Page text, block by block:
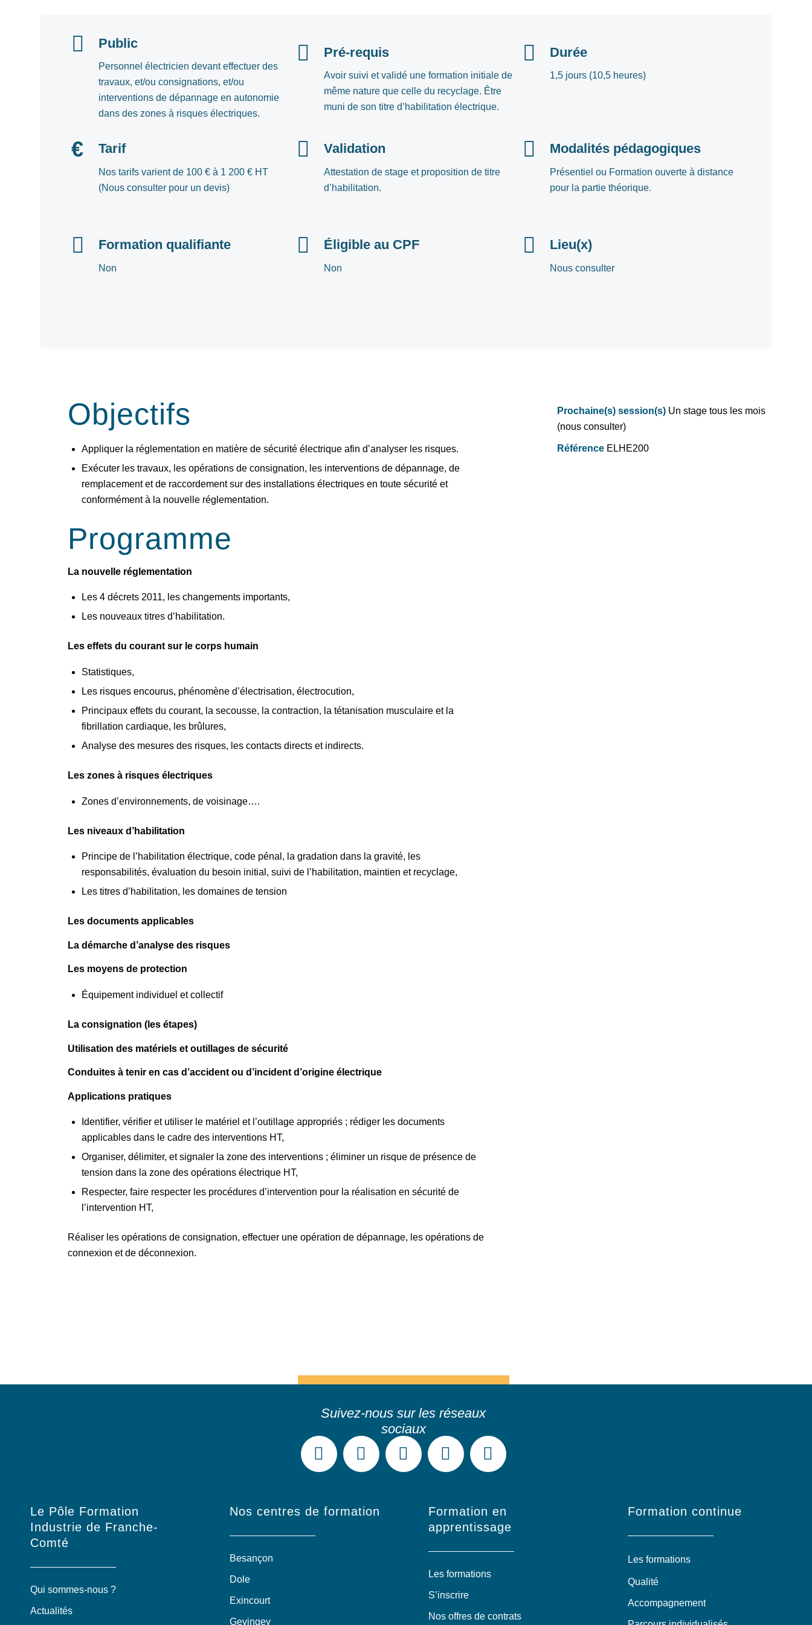
Public
Personnel électricien devant effectuer des
travaux, et/ou consignations, et/ou
interventions de dépannage en autonomie
dans des zones à risques électriques.
Pré-requis
Avoir suivi et validé une formation initiale de
même nature que celle du recyclage. Être
muni de son titre d’habilitation électrique.
Durée
1,5 jours (10,5 heures)
Tarif
Nos tarifs varient de 100 € à 1 200 € HT
(Nous consulter pour un devis)
Validation
Attestation de stage et proposition de titre
d’habilitation.
Modalités pédagogiques
Présentiel ou Formation ouverte à distance
pour la partie théorique.
Formation qualifiante
Non
Éligible au CPF
Non
Lieu(x)
Nous consulter
Objectifs
Appliquer la réglementation en matière de sécurité électrique afin d’analyser les risques.
Exécuter les travaux, les opérations de consignation, les interventions de dépannage, de
remplacement et de raccordement sur des installations électriques en toute sécurité et
conformément à la nouvelle réglementation.
Programme
La nouvelle réglementation
Les 4 décrets 2011, les changements importants,
Les nouveaux titres d’habilitation.
Les effets du courant sur le corps humain
Statistiques,
Les risques encourus, phénomène d’électrisation, électrocution,
Principaux effets du courant, la secousse, la contraction, la tétanisation musculaire et la
fibrillation cardiaque, les brûlures,
Analyse des mesures des risques, les contacts directs et indirects.
Les zones à risques électriques
Zones d’environnements, de voisinage….
Les niveaux d’habilitation
Principe de l’habilitation électrique, code pénal, la gradation dans la gravité, les
responsabilités, évaluation du besoin initial, suivi de l’habilitation, maintien et recyclage,
Les titres d’habilitation, les domaines de tension
Les documents applicables
La démarche d’analyse des risques
Les moyens de protection
Équipement individuel et collectif
La consignation (les étapes)
Utilisation des matériels et outillages de sécurité
Conduites à tenir en cas d’accident ou d’incident d’origine électrique
Applications pratiques
Identifier, vérifier et utiliser le matériel et l’outillage appropriés ; rédiger les documents
applicables dans le cadre des interventions HT,
Organiser, délimiter, et signaler la zone des interventions ; éliminer un risque de présence de
tension dans la zone des opérations électrique HT,
Respecter, faire respecter les procédures d’intervention pour la réalisation en sécurité de
l’intervention HT,
Réaliser les opérations de consignation, effectuer une opération de dépannage, les opérations de
connexion et de déconnexion.
Prochaine(s) session(s) Un stage tous les mois
(nous consulter)
Référence ELHE200
Le Pôle Formation
Industrie de Franche-
Comté
Qui sommes-nous ?
Actualités
Nos centres de formation
Besançon
Dole
Exincourt
Gevingey
Formation en
apprentissage
Les formations
S’inscrire
Nos offres de contrats
Formation continue
Les formations
Qualité
Accompagnement